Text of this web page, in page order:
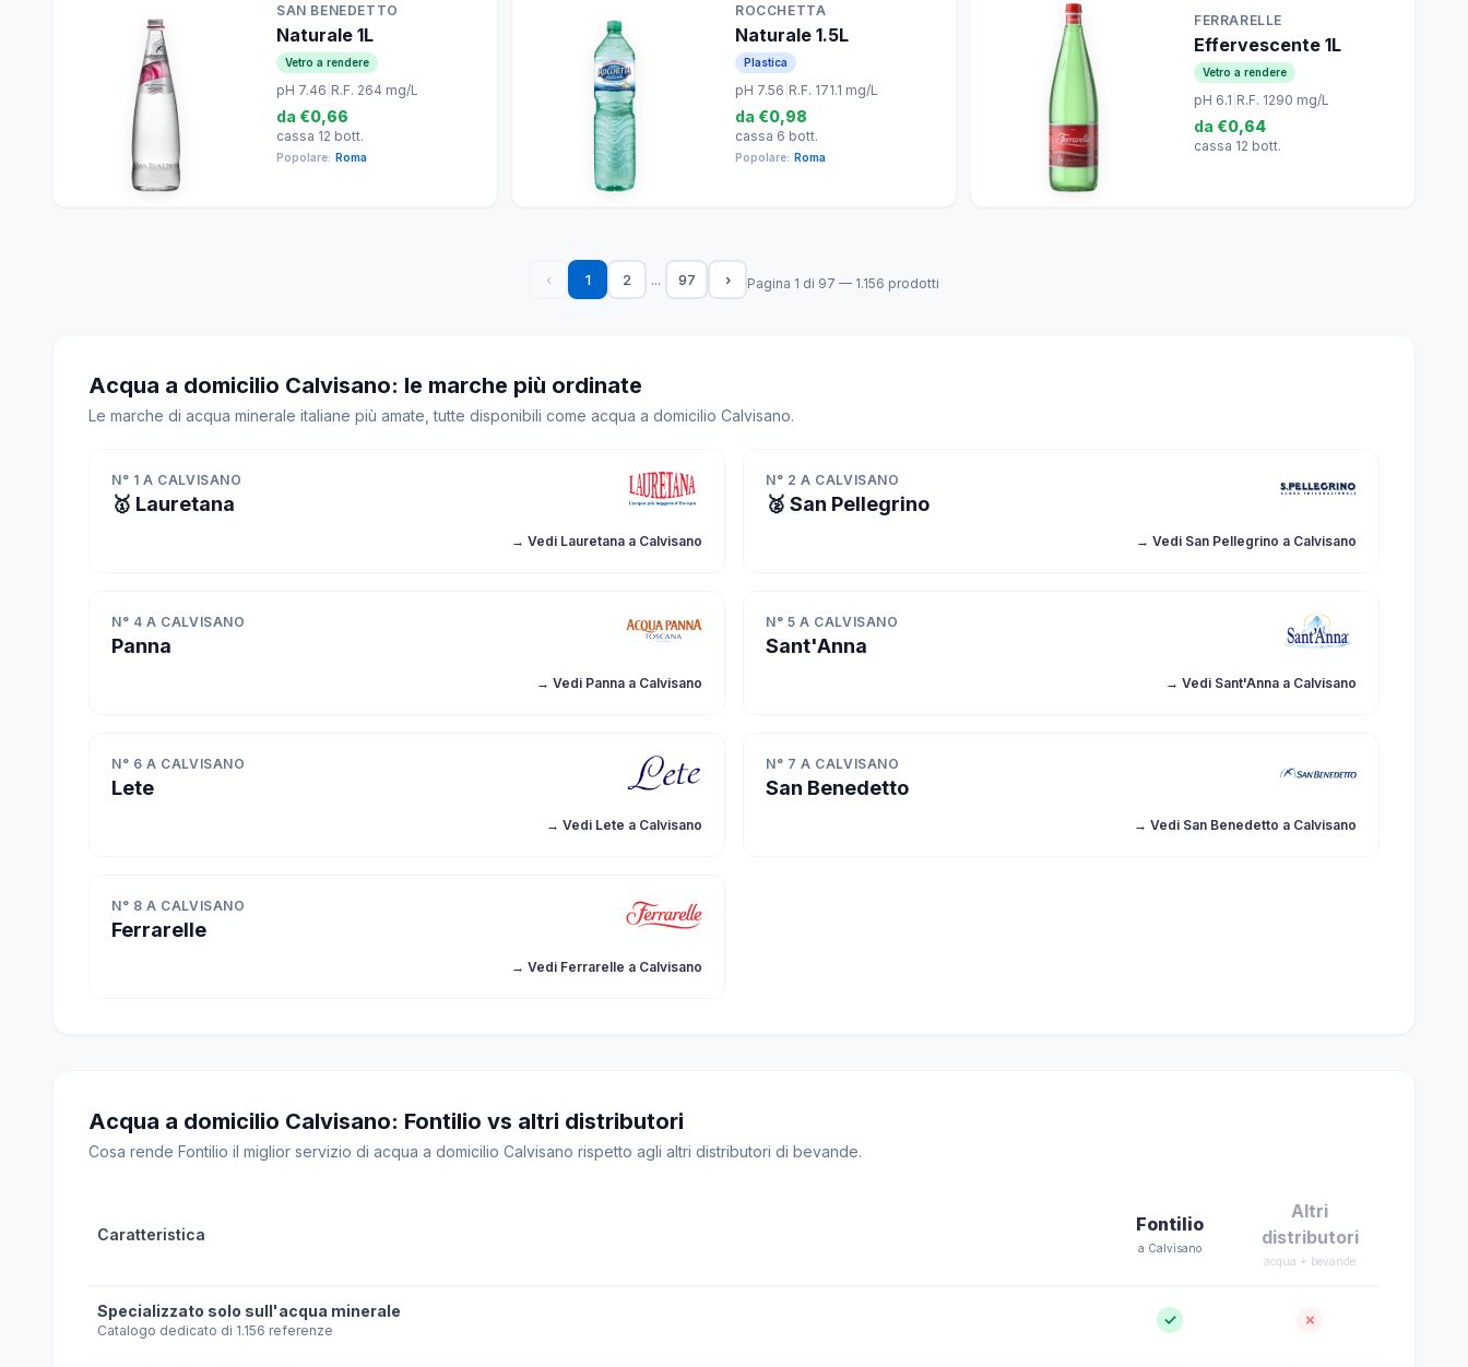
SAN BENEDETTO
Naturale 1L
Vetro a rendere
pH 7.46 R.F. 264 mg/L
da €0,66
cassa 12 bott.
Popolare: Roma
ROCCHETTA
Naturale 1.5L
Plastica
pH 7.56 R.F. 171.1 mg/L
da €0,98
cassa 6 bott.
Popolare: Roma
FERRARELLE
Effervescente 1L
Vetro a rendere
pH 6.1 R.F. 1290 mg/L
da €0,64
cassa 12 bott.
‹ 1 2 ... 97 › Pagina 1 di 97 — 1.156 prodotti
Acqua a domicilio Calvisano: le marche più ordinate
Le marche di acqua minerale italiane più amate, tutte disponibili come acqua a domicilio Calvisano.
N° 1 A CALVISANO
🥇 Lauretana
→ Vedi Lauretana a Calvisano
N° 2 A CALVISANO
🥈 San Pellegrino
→ Vedi San Pellegrino a Calvisano
N° 4 A CALVISANO
Panna
→ Vedi Panna a Calvisano
N° 5 A CALVISANO
Sant'Anna
→ Vedi Sant'Anna a Calvisano
N° 6 A CALVISANO
Lete
→ Vedi Lete a Calvisano
N° 7 A CALVISANO
San Benedetto
→ Vedi San Benedetto a Calvisano
N° 8 A CALVISANO
Ferrarelle
→ Vedi Ferrarelle a Calvisano
Acqua a domicilio Calvisano: Fontilio vs altri distributori
Cosa rende Fontilio il miglior servizio di acqua a domicilio Calvisano rispetto agli altri distributori di bevande.
Caratteristica Fontilio
a Calvisano
Altri
distributori
acqua + bevande
Specializzato solo sull'acqua minerale
Catalogo dedicato di 1.156 referenze
✓ ✗